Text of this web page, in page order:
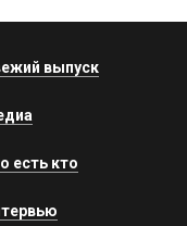
выпуск
есть кто